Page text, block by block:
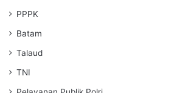
PPPK
Batam
Talaud
TNI